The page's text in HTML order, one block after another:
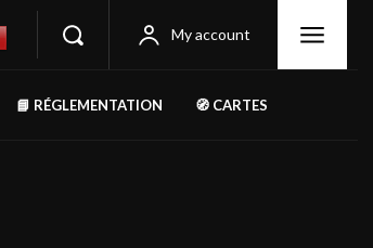
My account
📘 RÉGLEMENTATION 🧭 CARTES